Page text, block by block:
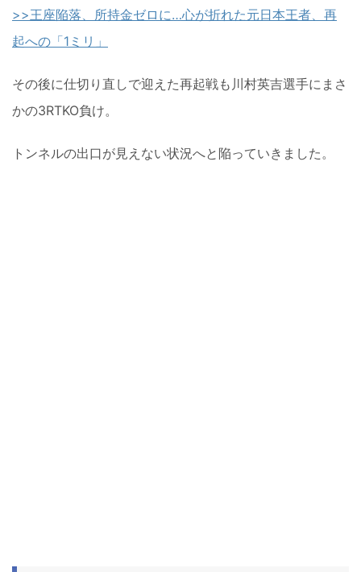
>>王座陥落、所持金ゼロに…心が折れた元日本王者、再
起への「1ミリ」
その後に仕切り直しで迎えた再起戦も川村英吉選手にまさ
かの3RTKO負け。
トンネルの出口が見えない状況へと陥っていきました。